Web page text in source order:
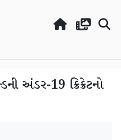
અંડર-19 ક્રિક્રેટનો